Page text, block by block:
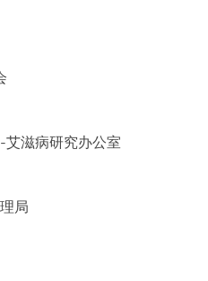
滋病研究办公室
局